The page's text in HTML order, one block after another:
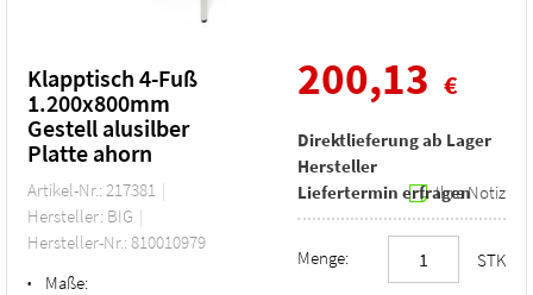
Klapptisch 4-Fuß
1.200x800mm
Gestell alusilber
Platte ahorn
Artikel-Nr.: 217381
Hersteller: BIG
Hersteller-Nr.: 810010979
•
Maße:
200,13 €
Direktlieferung ab Lager
Hersteller
Liefertermin erfragenIhre Notiz
Menge: STK